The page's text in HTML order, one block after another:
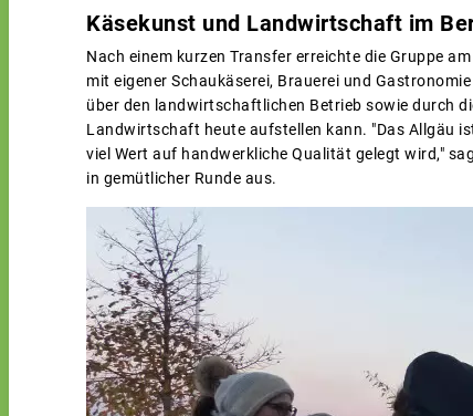
Käsekunst und Landwirtschaft im
Nach einem kurzen Transfer erreichte die Gruppe
mit eigener Schaukäserei, Brauerei und
über den landwirtschaftlichen Betrieb sowie durch
Landwirtschaft heute aufstellen kann. "Das Allgäu
viel Wert auf handwerkliche Qualität gelegt wird,"
in gemütlicher Runde aus.